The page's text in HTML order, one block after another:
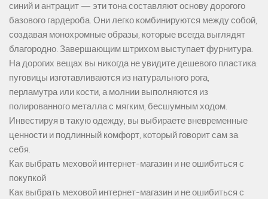
синий и антрацит — эти тона составляют основу дорогого
базового гардероба. Они легко комбинируются между собой,
создавая монохромные образы, которые всегда выглядят
благородно. Завершающим штрихом выступает фурнитура.
На дорогих вещах вы никогда не увидите дешевого пластика:
пуговицы изготавливаются из натурального рога,
перламутра или кости, а молнии выполняются из
полированного металла с мягким, бесшумным ходом.
Инвестируя в такую одежду, вы выбираете вневременные
ценности и подлинный комфорт, который говорит сам за
себя.
Как выбрать меховой интернет-магазин и не ошибиться с
покупкой
Как выбрать меховой интернет-магазин и не ошибиться с